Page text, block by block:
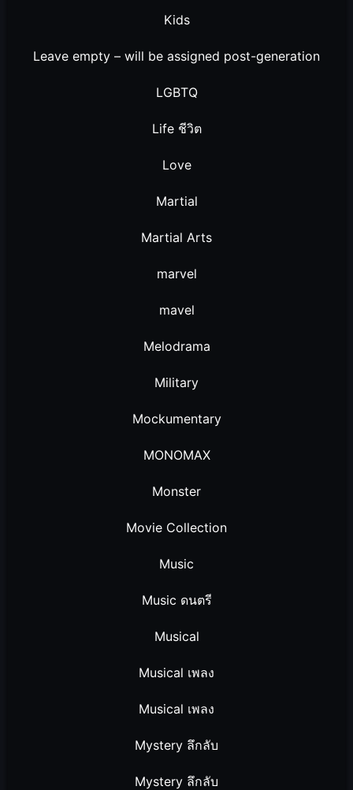
Kids
Leave empty – will be assigned post-generation
LGBTQ
Life ชีวิต
Love
Martial
Martial Arts
marvel
mavel
Melodrama
Military
Mockumentary
MONOMAX
Monster
Movie Collection
Music
Music ดนตรี
Musical
Musical เพลง
Musical เพลง
Mystery ลึกลับ
Mystery ลึกลับ